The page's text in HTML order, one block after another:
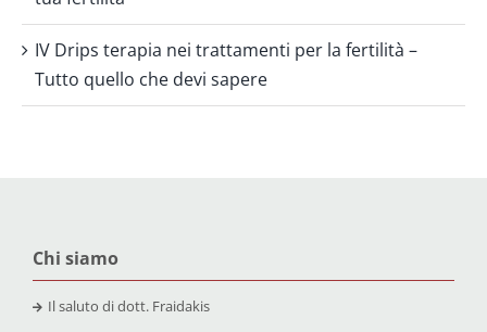
IV Drips terapia nei trattamenti per la fertilità –
Tutto quello che devi sapere
Chi siamo
Il saluto di dott. Fraidakis